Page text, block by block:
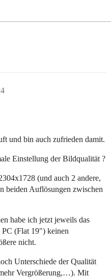
und bin auch zufrieden damit.
Einstellung der Bildqualität ?
(und auch 2 andere,
beiden Auflösungen zwischen
habe ich jetzt jeweils das
(Flat 19") keinen
nicht.
Unterschiede der Qualität
Vergrößerung,…). Mit